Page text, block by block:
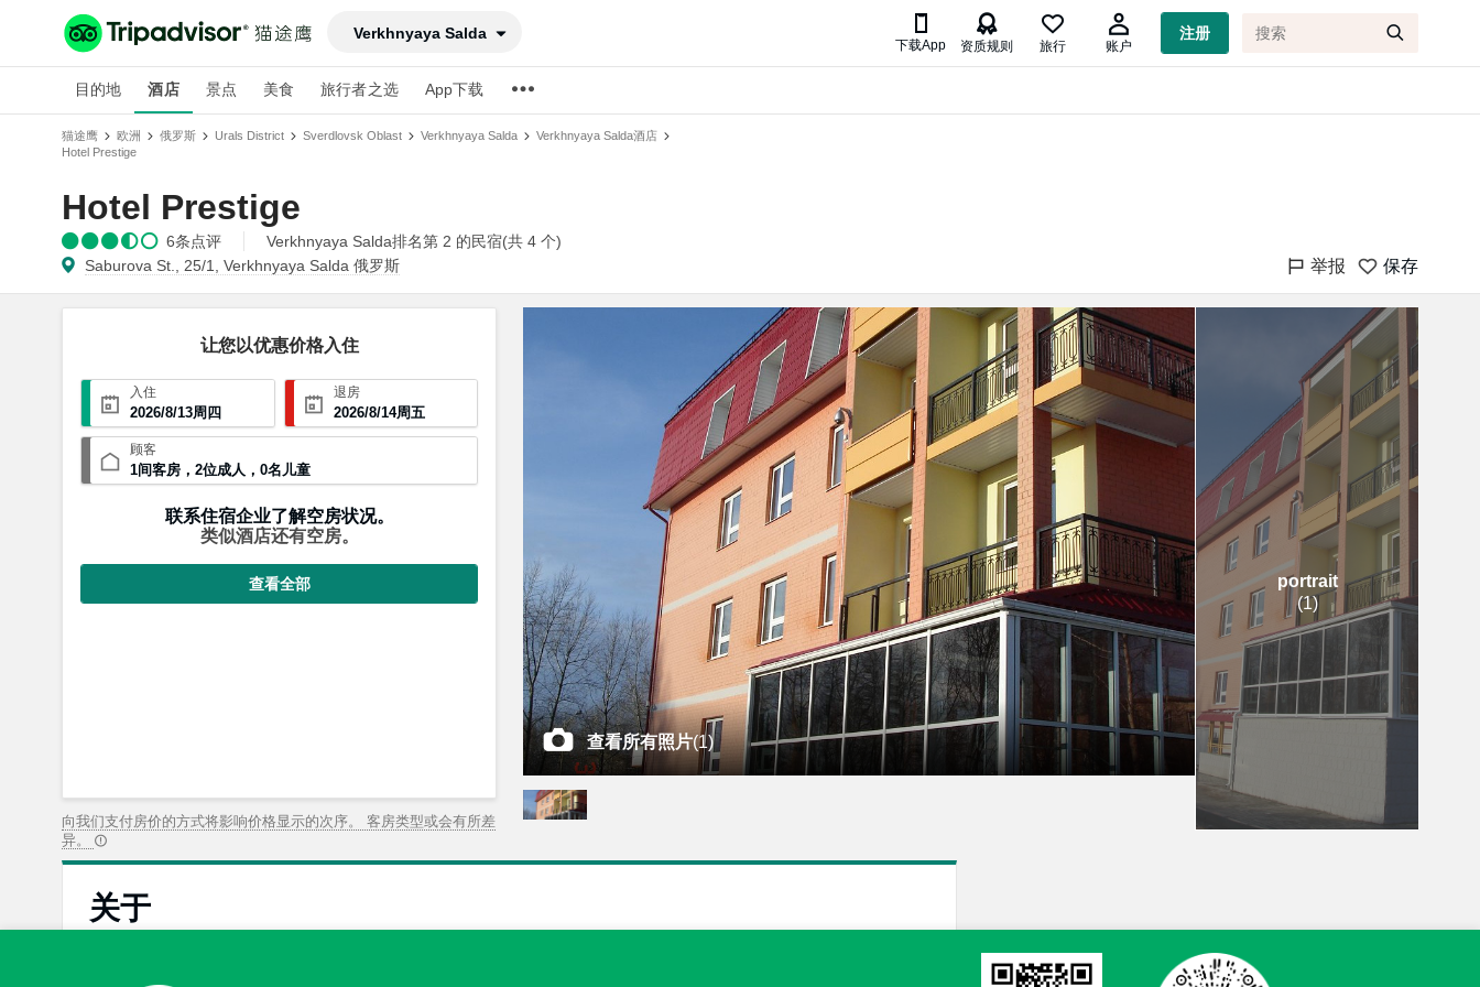
Verkhnyaya Salda 
下载App

资质规则 旅行 账户
注册
目的地 酒店 景点 美食 旅行者之选 App下载
猫途鹰 欧洲 俄罗斯 Urals District Sverdlovsk Oblast Verkhnyaya Salda
Verkhnyaya Salda酒店
Hotel Prestige
Hotel Prestige
6条点评 Verkhnyaya Salda排名第 2 的民宿(共 4 个)
举报 保存
Saburova St., 25/1, Verkhnyaya Salda 俄罗斯
让您以优惠价格入住
入住
2026/8/13周四
退房
2026/8/14周五
顾客
1间客房 ， 2位成人 ， 0名儿童
联系住宿企业了解空房状况。
类似酒店还有空房。
查看全部
查看所有照片(1)
portrait
(1)
向我们支付房价的方式将影响价格显示的次序。 客房类型或会有所差
异。
关于